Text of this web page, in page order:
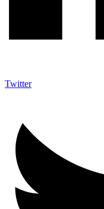
Twitter